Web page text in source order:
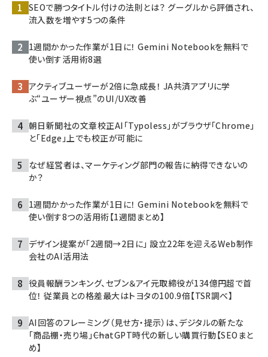
SEOで勝つタイトル付けの法則とは？ グーグルから評価され、
流入数を増やす5つの条件
1週間かかった作業が1日に！ Gemini Notebookを無料で
使い倒す活用術8選
アクティブユーザーが2倍に急成長！ JA共済アプリに学
ぶ“ユーザー視点”のUI/UX改善
朝日新聞社の文章校正AI「Typoless」がブラウザ「Chrome」
と「Edge」上でも校正が可能に
なぜ経営者は、マーケティング部門の報告に納得できないの
か？
1週間かかった作業が1日に！ Gemini Notebookを無料で
使い倒す8つの活用術【1週間まとめ】
デザイン提案が「2週間→2日に」 設立22年を迎えるWeb制作
会社のAI活用法
役員報酬ランキング、セブン＆アイ元取締役が134億円超で首
位！ 従業員との格差最大はトヨタの100.9倍【TSR調べ】
AI回答のフレーミング（見せ方・提示）は、デジタルの新たな
「商品棚・売り場」――ChatGPT時代の新しい購買行動【SEOまと
め】